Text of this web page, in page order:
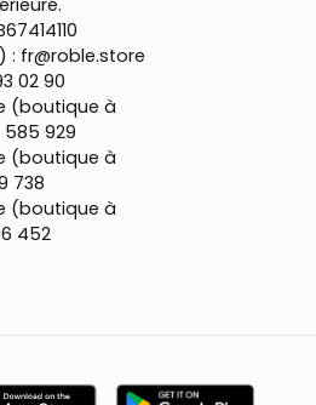
: fr@roble.store
02 90
(boutique à
929
(boutique à
738
(boutique à
452